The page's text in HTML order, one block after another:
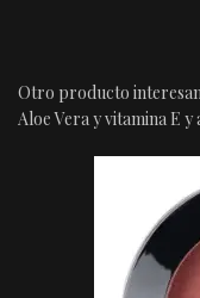
Otro producto
Aloe Vera y vitamina E